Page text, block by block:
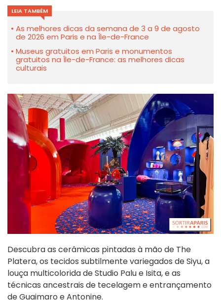
LEIA TAMBÉM
As melhores dicas da semana de 3 a 9 de agosto
de 2026 em Paris e na Île-de-France
Museus gratuitos em Paris e monumentos
gratuitos na Île-de-France: as melhores dicas
culturais
Descubra as cerâmicas pintadas à mão de The
Platera, os tecidos subtilmente variegados de Siyu, a
louça multicolorida de Studio Palu e Isita, e as
técnicas ancestrais de tecelagem e entrançamento
de Guaimaro e Antonine.